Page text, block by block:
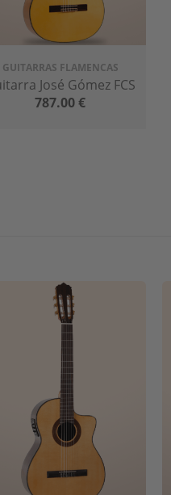
GUITARRAS FLAMENCAS
José Gómez FCS
787.00€